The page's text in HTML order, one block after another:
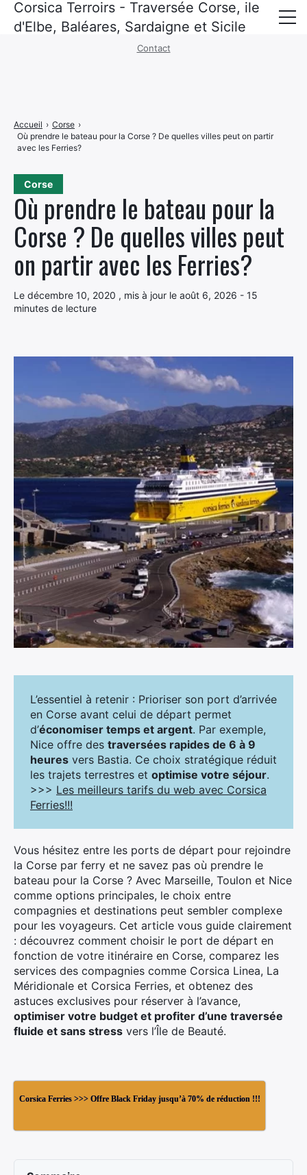
Corse
Où prendre le bateau pour la
Corse ? De quelles villes peut
on partir avec les Ferries?
Le décembre 10, 2020 , mis à jour le août 6, 2026 - 15
minutes de lecture
Accueil › Corse ›
Où prendre le bateau pour la Corse ? De quelles villes peut on partir
avec les Ferries?
L’essentiel à retenir : Prioriser son port d’arrivée
en Corse avant celui de départ permet
d’économiser temps et argent. Par exemple,
Nice offre des traversées rapides de 6 à 9
heures vers Bastia. Ce choix stratégique réduit
les trajets terrestres et optimise votre séjour.
>>> Les meilleurs tarifs du web avec Corsica
Ferries!!!
Vous hésitez entre les ports de départ pour rejoindre
la Corse par ferry et ne savez pas où prendre le
bateau pour la Corse ? Avec Marseille, Toulon et Nice
comme options principales, le choix entre
compagnies et destinations peut sembler complexe
pour les voyageurs. Cet article vous guide clairement
: découvrez comment choisir le port de départ en
fonction de votre itinéraire en Corse, comparez les
services des compagnies comme Corsica Linea, La
Méridionale et Corsica Ferries, et obtenez des
astuces exclusives pour réserver à l’avance,
optimiser votre budget et profiter d’une traversée
fluide et sans stress vers l’Île de Beauté.
Corsica Ferries >>> Offre Black Friday jusqu’à 70% de réduction !!!
Corsica Terroirs - Traversée Corse, ile
d'Elbe, Baléares, Sardaigne et Sicile
Sicile
Croisières
Recettes corses
Politique de confidentialité
Mentions légales · Politique de confidentialité
Contact